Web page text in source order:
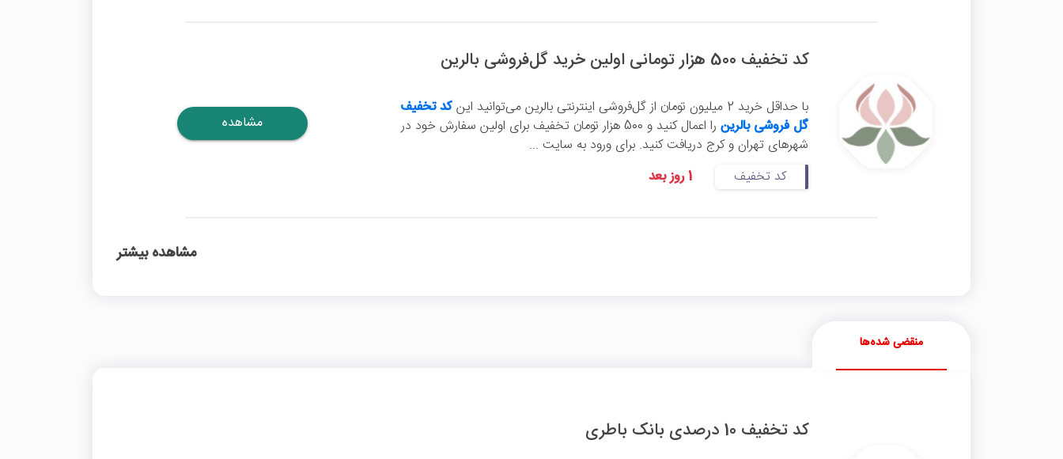
کد تخفیف 500 هزار تومانی اولین خرید گل‌فروشی بالرین
با حداقل خرید 2 میلیون تومان از گل‌فروشی اینترنتی بالرین می‌توانید این
کد تخفیف
گل فروشی بالرین
را اعمال کنید و 500 هزار تومان تخفیف برای اولین سفارش خود در
شهرهای تهران و کرج دریافت کنید. برای ورود به سایت ...
کد تخفیف
1 روز بعد
مشاهده
مشاهده بیشتر
منقضی شده‌ها
کد تخفیف 10 درصدی بانک باطری